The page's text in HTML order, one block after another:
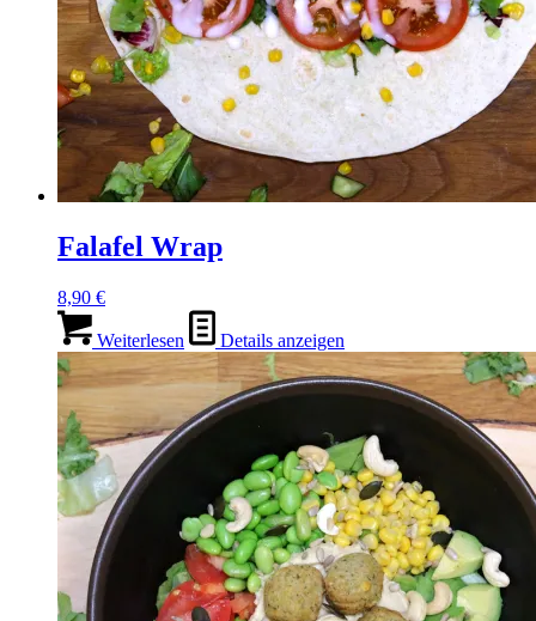
Falafel Wrap
8,90 €
Weiterlesen Details anzeigen